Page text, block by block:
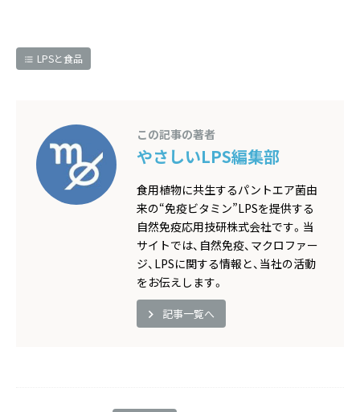
LPSと食品
この記事の著者
やさしいLPS編集部
食用植物に共生するパントエア菌由
来の“免疫ビタミン”LPSを提供する
自然免疫応用技研株式会社です。当
サイトでは、自然免疫、マクロファー
ジ、LPSに関する情報と、当社の活動
をお伝えします。
記事一覧へ